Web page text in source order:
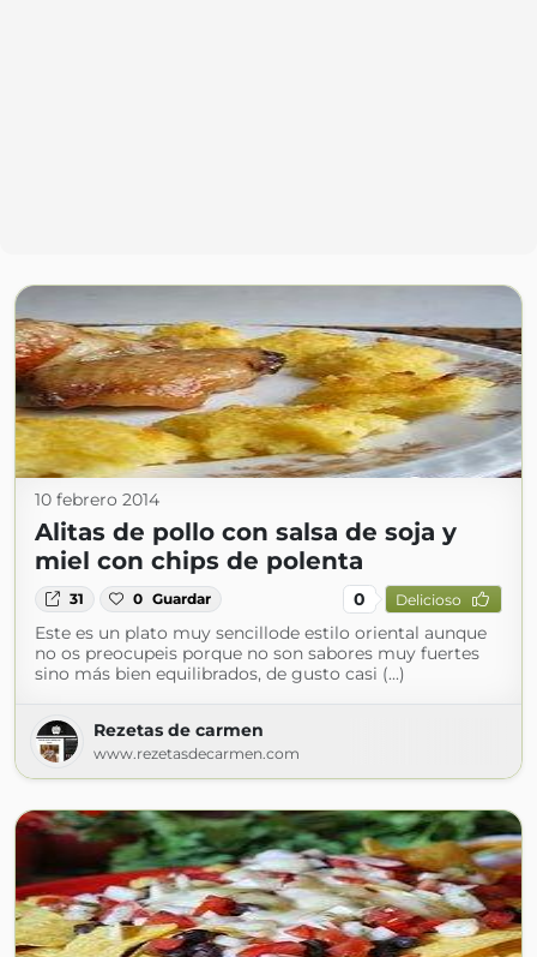
10 febrero 2014
Alitas de pollo con salsa de soja y
miel con chips de polenta
31 0 Guardar 0 Delicioso
Este es un plato muy sencillode estilo oriental aunque
no os preocupeis porque no son sabores muy fuertes
sino más bien equilibrados, de gusto casi (...)
Rezetas de carmen
www.rezetasdecarmen.com